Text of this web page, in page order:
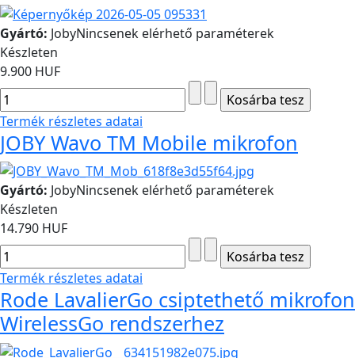
Gyártó: JobyNincsenek elérhető paraméterek
Készleten
9.900 HUF
Termék részletes adatai
JOBY Wavo TM Mobile mikrofon
Gyártó: JobyNincsenek elérhető paraméterek
Készleten
14.790 HUF
Termék részletes adatai
Rode LavalierGo csiptethető mikrofon
WirelessGo rendszerhez